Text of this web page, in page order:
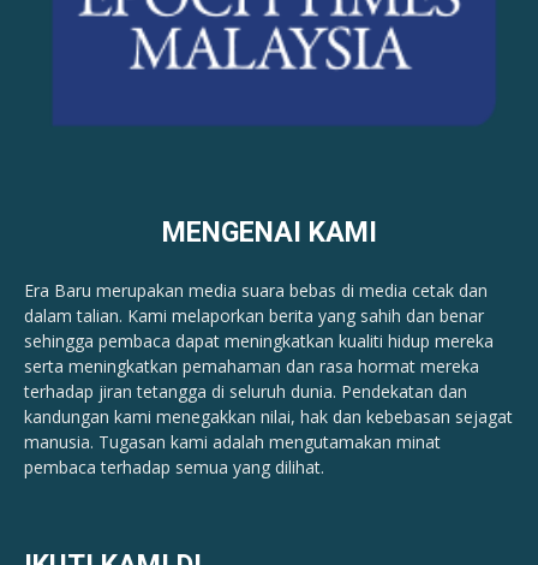
MENGENAI KAMI
Era Baru merupakan media suara bebas di media cetak dan
dalam talian. Kami melaporkan berita yang sahih dan benar ​​
sehingga pembaca dapat meningkatkan kualiti hidup mereka
serta meningkatkan pemahaman dan rasa hormat mereka
terhadap jiran tetangga di seluruh dunia. Pendekatan dan
kandungan kami menegakkan nilai, hak dan kebebasan sejagat
manusia. Tugasan kami adalah mengutamakan minat
pembaca terhadap semua yang dilihat.